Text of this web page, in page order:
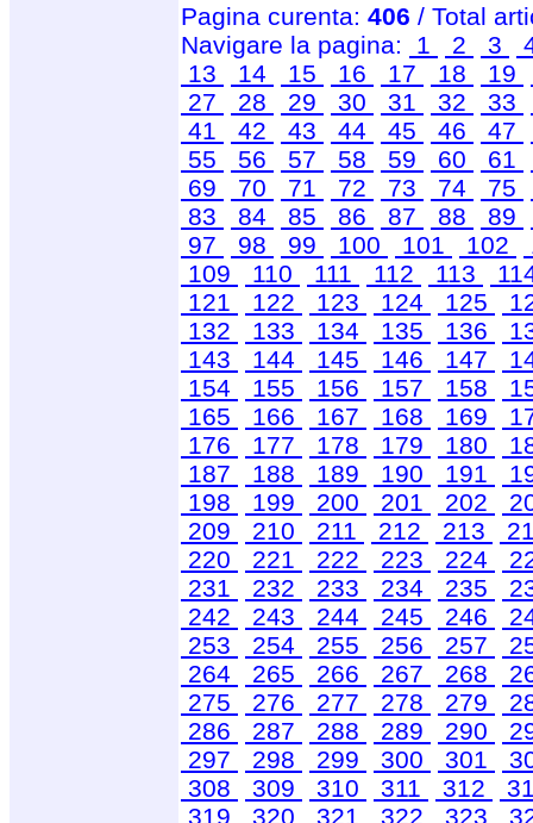
Pagina curenta: 406 / Total
Navigare la pagina:
1 2 3
13
14 15 16 17 18 19
27
28 29 30 31 32 33
41
42 43 44 45 46 47
55
56 57 58 59 60 61
69
70 71 72 73 74 75
83
84 85 86 87 88 89
97
98 99 100 101 102
109
110 111 112 113
121
122 123 124 125
132
133 134 135 136
143
144 145 146 147
154
155 156 157 158
165
166 167 168 169
176
177 178 179 180
187
188 189 190 191
198
199 200 201 202
209
210 211 212 213
220
221 222 223 224
231
232 233 234 235
242
243 244 245 246
253
254 255 256 257
264
265 266 267 268
275
276 277 278 279
286
287 288 289 290
297
298 299 300 301
308
309 310 311 312
319
320 321 322 323